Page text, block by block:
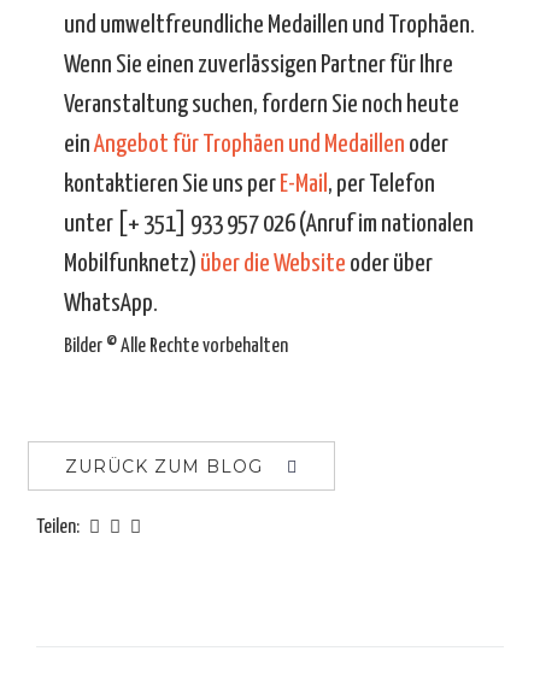
und umweltfreundliche Medaillen und Trophäen.
Wenn Sie einen zuverlässigen Partner für Ihre
Veranstaltung suchen, fordern Sie noch heute
einAngebot für Trophäen und Medaillen oder
kontaktieren Sie uns per E-Mail , per Telefon
unter [+ 351] 933 957 026 (Anruf im nationalen
Mobilfunknetz) über die Website oder über
WhatsApp.
Bilder © Alle Rechte vorbehalten
ZURÜCK ZUM BLOG
Teilen: